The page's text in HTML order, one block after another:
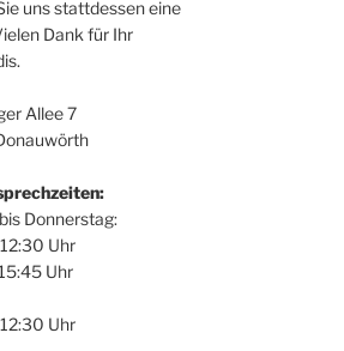
uns stattdessen eine
Dank für Ihr
Allee 7
Donnerstag:
Uhr
Uhr
Uhr